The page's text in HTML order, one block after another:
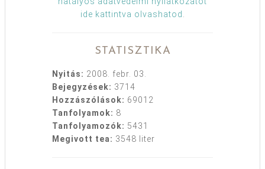
ide kattintva olvashatod
STATISZTIKA
Nyitás: 2008. febr. 03.
Bejegyzések: 3714
Hozzászólások: 69012
Tanfolyamok: 8
Tanfolyamozók: 5431
Megivott tea: 3548 liter